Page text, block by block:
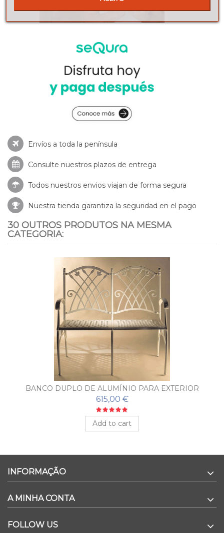
Envíos a toda la península
Consulte nuestros plazos de entrega
Todos nuestros envios viajan de forma segura
Nuestra tienda garantiza la seguridad en el pago
30 OUTROS PRODUTOS NA MESMA
CATEGORIA:
BANCO DUPLO DE ALUMÍNIO PARA EXTERIOR
PUERTO
615,00 €
Add to cart
INFORMAÇÃO
A MINHA CONTA
FOLLOW US